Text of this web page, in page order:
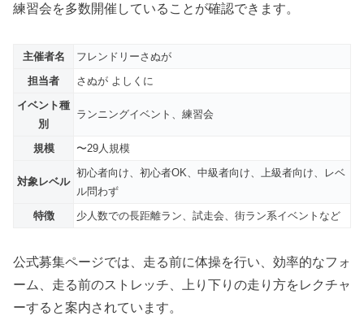
練習会を多数開催していることが確認できます。
主催者名
フレンドリーさぬが
担当者
さぬが よしくに
イベント種
別
ランニングイベント、練習会
規模 〜29人規模
対象レベル
初心者向け、初心者OK、中級者向け、上級者向け、レベ
ル問わず
特徴
少人数での長距離ラン、試走会、街ラン系イベントなど
公式募集ページでは、走る前に体操を行い、効率的なフォ
ーム、走る前のストレッチ、上り下りの走り方をレクチャ
ーすると案内されています。